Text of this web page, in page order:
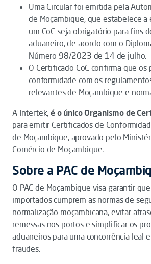
Uma Circular foi emitida pela
de Moçambique, que estabelece
um CoC seja obrigatório para fins
aduaneiro, de acordo com o
Número 98/2023 de 14 de julho.
O Certificado CoC confirma que
conformidade com os
relevantes de Moçambique e
A Intertek,é o único Organismo de
para emitir Certificados de
de Moçambique, aprovado pelo
Comércio de Moçambique.
Sobre a PAC de
O PAC de Moçambique visa garantir
importados cumprem as normas de
normalização moçambicana, evitar
remessas nos portos e simplificar os
aduaneiros para uma concorrência leal
fraudes.